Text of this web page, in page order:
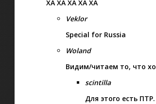
ХА ХА ХА ХА ХА
Veklor
Special for Russia
Woland
Видим/читаем то, что
scintilla
Для этого есть ПТР.